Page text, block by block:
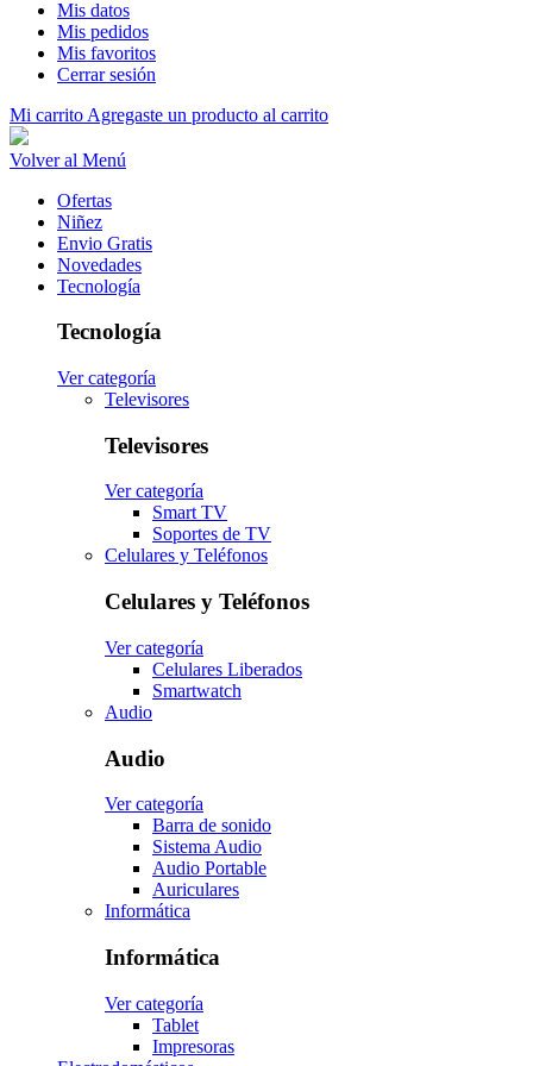
Mis datos
Mis pedidos
Mis favoritos
Cerrar sesión
Mi carrito Agregaste un producto al carrito
Volver al Menú
Ofertas
Niñez
Envio Gratis
Novedades
Tecnología
Tecnología
Ver categoría
Televisores
Televisores
Ver categoría
Smart TV
Soportes de TV
Celulares y Teléfonos
Celulares y Teléfonos
Ver categoría
Celulares Liberados
Smartwatch
Audio
Audio
Ver categoría
Barra de sonido
Sistema Audio
Audio Portable
Auriculares
Informática
Informática
Ver categoría
Tablet
Impresoras